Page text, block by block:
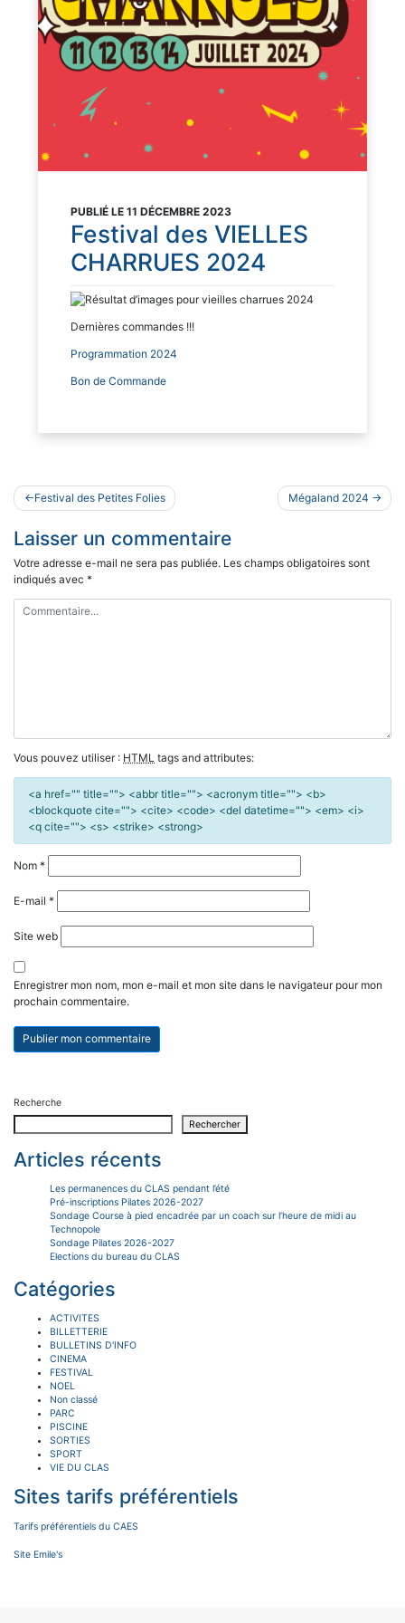
PUBLIÉ LE 11 DÉCEMBRE 2023
Festival des VIELLES
CHARRUES 2024
Dernières commandes !!!
Programmation 2024
Bon de Commande
Navigation
de
l’article
Festival des Petites Folies Mégaland 2024
Laisser un commentaire
Votre adresse e-mail ne sera pas publiée. Les champs obligatoires sont
indiqués avec *
Vous pouvez utiliser : HTML tags and attributes:
<a href="" title=""> <abbr title=""> <acronym title=""> <b>
<blockquote cite=""> <cite> <code> <del datetime=""> <em> <i>
<q cite=""> <s> <strike> <strong>
Nom *
E-mail *
Site web
Enregistrer mon nom, mon e-mail et mon site dans le navigateur pour mon
prochain commentaire.
Recherche
Rechercher
Articles récents
Les permanences du CLAS pendant l’été
Pré-inscriptions Pilates 2026-2027
Sondage Course à pied encadrée par un coach sur l’heure de midi au
Technopole
Sondage Pilates 2026-2027
Elections du bureau du CLAS
Catégories
ACTIVITES
BILLETTERIE
BULLETINS D'INFO
CINEMA
FESTIVAL
NOEL
Non classé
PARC
PISCINE
SORTIES
SPORT
VIE DU CLAS
Sites tarifs préférentiels
Tarifs préférentiels du CAES
Site Emile's